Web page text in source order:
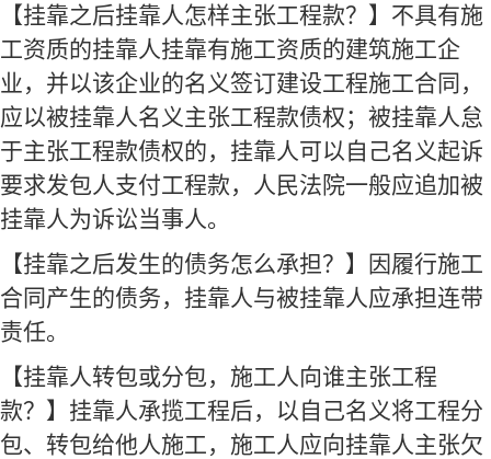
【挂靠之后挂靠人怎样主张工程款？】不具有施
工资质的挂靠人挂靠有施工资质的建筑施工企
业，并以该企业的名义签订建设工程施工合同，
应以被挂靠人名义主张工程款债权；被挂靠人怠
于主张工程款债权的，挂靠人可以自己名义起诉
要求发包人支付工程款，人民法院一般应追加被
挂靠人为诉讼当事人。
【挂靠之后发生的债务怎么承担？】因履行施工
合同产生的债务，挂靠人与被挂靠人应承担连带
责任。
【挂靠人转包或分包，施工人向谁主张工程
款？】挂靠人承揽工程后，以自己名义将工程分
包、转包给他人施工，施工人应向挂靠人主张欠